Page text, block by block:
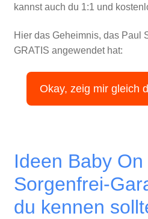
kannst auch du 1:1 und
Hier das Geheimnis, das Paul
GRATIS angewendet hat:
Okay, zeig mir gleich
Ideen Baby
Sorgenfrei-
du kennen